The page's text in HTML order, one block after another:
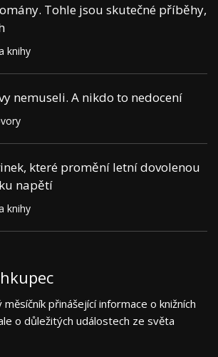
Tohle jsou skutečné příběhy,
knihy
nemuseli. A nikdo to nedocení
které promění letní dovolenou
napětí
knihy
přinášející informace o knižních
o důležitých událostech ze světa